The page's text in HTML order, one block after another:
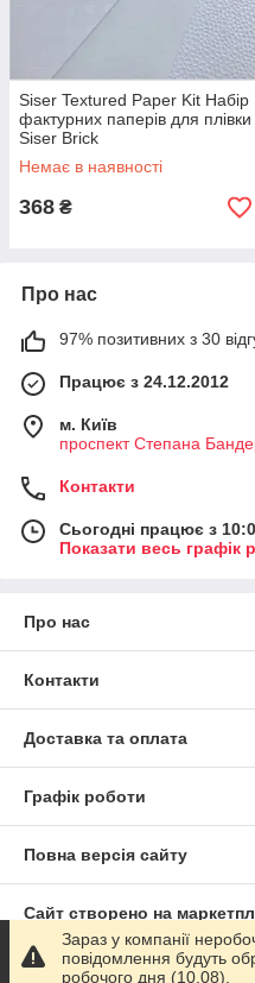
Siser Textured Paper Kit Набір
фактурних паперів для плівки
Siser Brick
Немає в наявності
368 ₴
Про нас
97% позитивних з 30
Працює з 24.12.2012
м. Київ
проспект Степана
Контакти
Сьогодні працює з
Показати весь графік
Про нас
Контакти
Доставка та оплата
Графік роботи
Повна версія сайту
Сайт створено на
Політика конфіденційності
Зараз у компанії
повідомлення будуть
робочого дня (10.08).